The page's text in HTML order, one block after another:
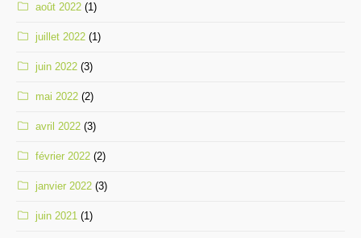
août 2022 (1)
juillet 2022 (1)
juin 2022 (3)
mai 2022 (2)
avril 2022 (3)
février 2022 (2)
janvier 2022 (3)
juin 2021 (1)